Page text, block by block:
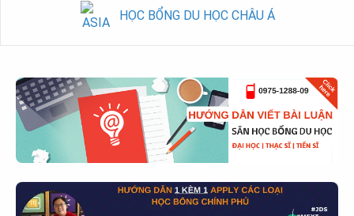
HỌC BỔNG DU HỌC CHÂU Á